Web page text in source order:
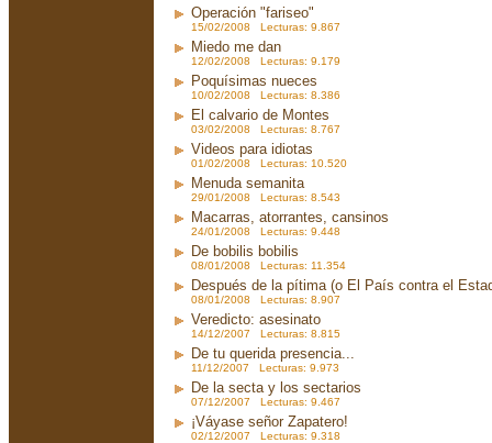
Operación "fariseo"
15/02/2008 Lecturas: 9.867
Miedo me dan
12/02/2008 Lecturas: 9.179
Poquísimas nueces
10/02/2008 Lecturas: 8.386
El calvario de Montes
03/02/2008 Lecturas: 8.767
Videos para idiotas
01/02/2008 Lecturas: 10.520
Menuda semanita
29/01/2008 Lecturas: 8.543
Macarras, atorrantes, cansinos
24/01/2008 Lecturas: 9.448
De bobilis bobilis
08/01/2008 Lecturas: 11.354
Después de la pítima (o El País contra el
08/01/2008 Lecturas: 8.907
Veredicto: asesinato
14/12/2007 Lecturas: 8.815
De tu querida presencia...
11/12/2007 Lecturas: 9.973
De la secta y los sectarios
07/12/2007 Lecturas: 9.467
¡Váyase señor Zapatero!
02/12/2007 Lecturas: 9.318